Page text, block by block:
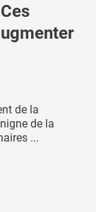
de la
de la
...